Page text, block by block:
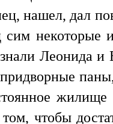
нашел, дал
сим некоторые
Леонида
жилище
чтобы